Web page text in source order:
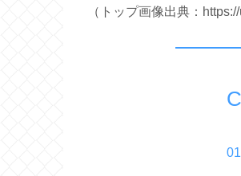
（トップ画像出典：